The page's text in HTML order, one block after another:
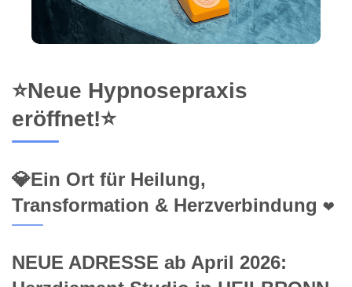
⭐Neue Hypnosepraxis
eröffnet!⭐
💎Ein Ort für Heilung,
Transformation & Herzverbindung ❤️
NEUE ADRESSE ab April 2026: